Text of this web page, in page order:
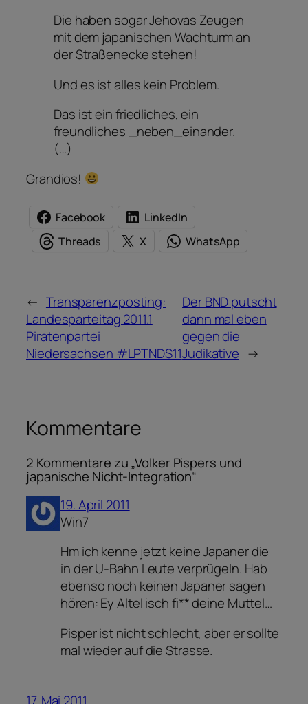
Die haben sogar Jehovas Zeugen
mit dem japanischen Wachturm an
der Straßenecke stehen!
Und es ist alles kein Problem.
Das ist ein friedliches, ein
freundliches _neben_einander.
(…)
Grandios!
Facebook
LinkedIn
Threads
X WhatsApp
← Transparenzposting:
Landesparteitag 2011.1
Piratenpartei
Niedersachsen #LPTNDS11
Der BND putscht
dann mal eben
gegen die
Judikative →
Kommentare
2 Kommentare zu „Volker Pispers und
japanische Nicht-Integration“
19. April 2011
Win7
Hm ich kenne jetzt keine Japaner die
in der U-Bahn Leute verprügeln. Hab
ebenso noch keinen Japaner sagen
hören: Ey Altel isch fi** deine Muttel…
Pisper ist nicht schlecht, aber er sollte
mal wieder auf die Strasse.